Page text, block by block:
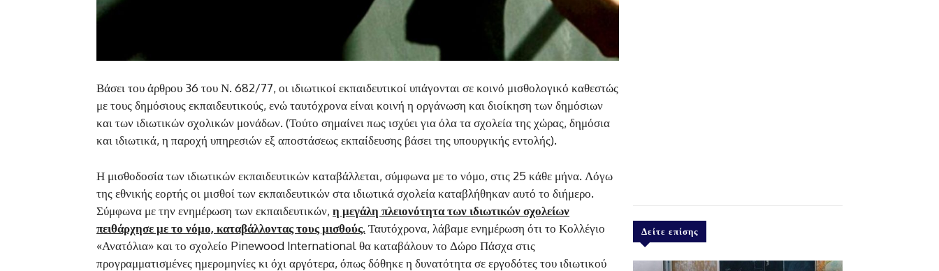
Βάσει του άρθρου 36 του Ν. 682/77, οι ιδιωτικοί εκπαιδευτικοί υπάγονται σε κοινό μισθολογικό καθεστώς
με τους δημόσιους εκπαιδευτικούς, ενώ ταυτόχρονα είναι κοινή η οργάνωση και διοίκηση των δημόσιων
και των ιδιωτικών σχολικών μονάδων. (Τούτο σημαίνει πως ισχύει για όλα τα σχολεία της χώρας, δημόσια
και ιδιωτικά, η παροχή υπηρεσιών εξ αποστάσεως εκπαίδευσης βάσει της υπουργικής εντολής).
Η μισθοδοσία των ιδιωτικών εκπαιδευτικών καταβάλλεται, σύμφωνα με το νόμο, στις 25 κάθε μήνα. Λόγω
της εθνικής εορτής οι μισθοί των εκπαιδευτικών στα ιδιωτικά σχολεία καταβλήθηκαν αυτό το διήμερο.
Σύμφωνα με την ενημέρωση των εκπαιδευτικών, η μεγάλη πλειονότητα των ιδιωτικών σχολείων
πειθάρχησε με το νόμο, καταβάλλοντας τους μισθούς. Ταυτόχρονα, λάβαμε ενημέρωση ότι το Κολλέγιο
«Ανατόλια» και το σχολείο Pinewood International θα καταβάλουν το Δώρο Πάσχα στις
προγραμματισμένες ημερομηνίες κι όχι αργότερα, όπως δόθηκε η δυνατότητα σε εργοδότες του ιδιωτικού
Δείτε επίσης